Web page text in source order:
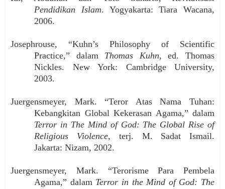
Pendidikan Islam. Yogyakarta: Tiara Wacana,
2006.
Josephrouse, “Kuhn’s Philosophy of Scientific
Practice,” dalam Thomas Kuhn,
ed. Thomas
Nickles. New York: Cambridge University,
2003.
Juergensmeyer, Mark. “Teror Atas Nama Tuhan:
Kebangkitan Global Kekerasan Agama,” dalam
Terror in The Mind of God: The Global Rise of
Religious Violence, terj. M. Sadat Ismail.
Jakarta: Nizam, 2002.
Juergensmeyer, Mark. “Terorisme Para Pembela
Agama,” dalam Terror in the Mind of God: The